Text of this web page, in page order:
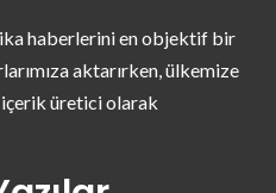
haberlerini en objektif bir
aktarırken, ülkemize
içerik üretici olarak